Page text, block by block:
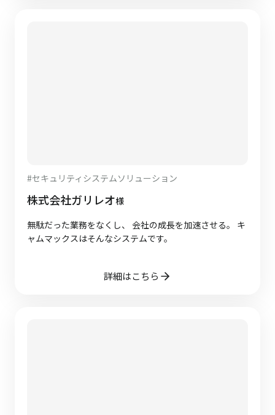
#セキュリティシステムソリューション
株式会社ガリレオ様
無駄だった業務をなくし、 会社の成長を加速させる。 キ
ャムマックスはそんなシステムです。
詳細はこちら